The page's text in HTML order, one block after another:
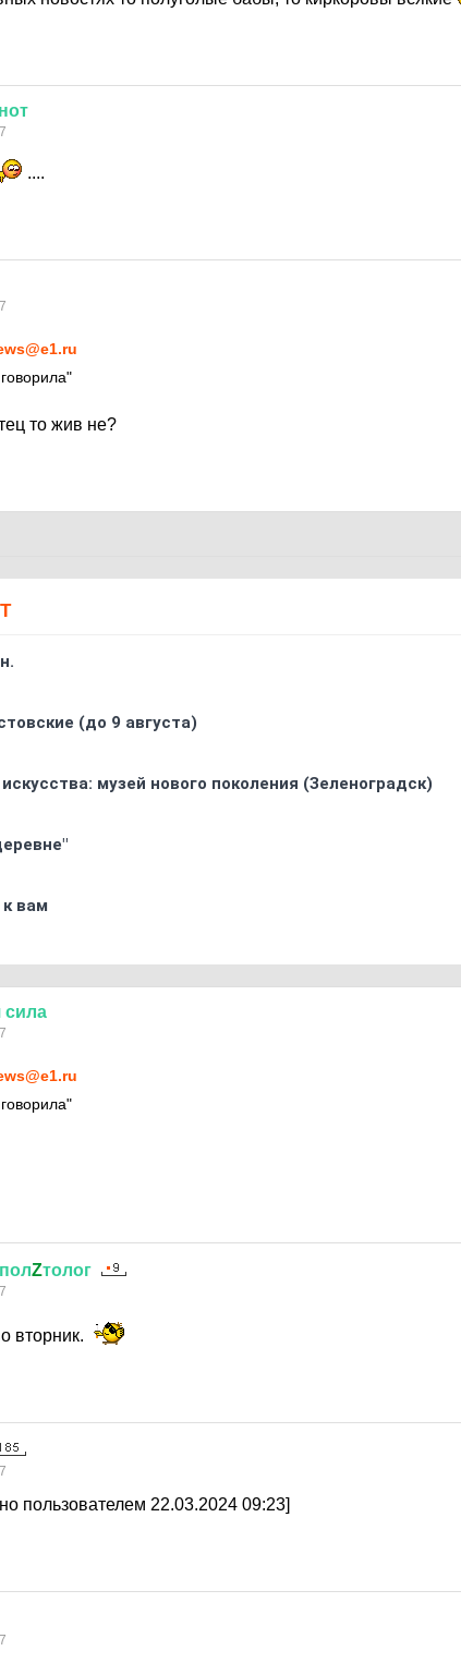
....
то жив не?
(до 9 августа)
музей нового поколения (Зеленоградск)
вам
сила
полZтолог
вторник.
пользователем 22.03.2024 09:23]